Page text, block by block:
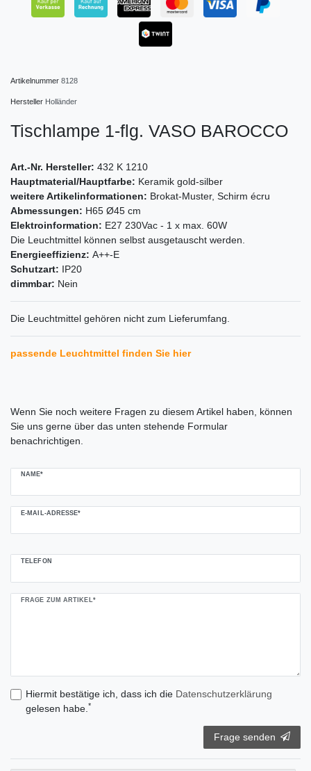
Artikelnummer 8128
Hersteller Holländer
Tischlampe 1-flg. VASO BAROCCO
Art.-Nr. Hersteller: 432 K 1210
Hauptmaterial/Hauptfarbe: Keramik gold-silber
weitere Artikelinformationen: Brokat-Muster, Schirm écru
Abmessungen: H65 Ø45 cm
Elektroinformation: E27 230Vac - 1 x max. 60W
Die Leuchtmittel können selbst ausgetauscht werden.
Energieeffizienz: A++-E
Schutzart: IP20
dimmbar: Nein
Die Leuchtmittel gehören nicht zum Lieferumfang.
passende Leuchtmittel finden Sie hier
Wenn Sie noch weitere Fragen zu diesem Artikel haben, können
Sie uns gerne über das unten stehende Formular
benachrichtigen.
NAME*
E-MAIL-ADRESSE*
TELEFON
FRAGE ZUM ARTIKEL*
Hiermit bestätige ich, dass ich die Daten­schutz­erklärung
gelesen habe. *
Frage senden